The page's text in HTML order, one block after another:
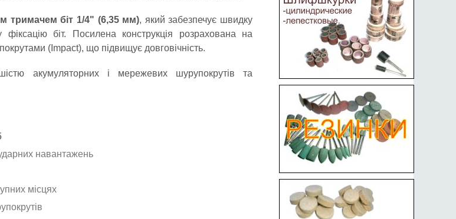
тримачем біт 1/4" (6,35 мм), який забезпечує швидку
біт. Посилена конструкція розрахована на
(Impact), що підвищує довговічність.
акумуляторних і мережевих шурупокрутів та
навантажень
місцях